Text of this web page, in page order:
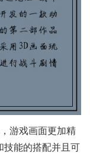
游戏画面更加精
技能的搭配并且可